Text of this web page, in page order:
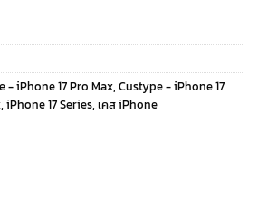
price
is:
- iPhone 17 Pro Max, Custype - iPhone 17
, iPhone 17 Series, เคส iPhone
Case with Wrist Stand - เคส iPhone